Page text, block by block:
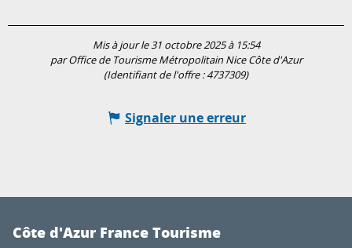
Mis à jour le 31 octobre 2025 à 15:54
par Office de Tourisme Métropolitain Nice Côte d'Azur
(Identifiant de l'offre :4737309)
Signaler une erreur
Côte d'Azur France Tourisme